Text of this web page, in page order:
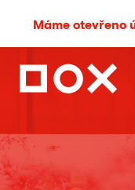
Máme otevřeno